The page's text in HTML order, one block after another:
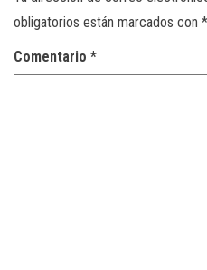
obligatorios están marcados con *
Comentario *